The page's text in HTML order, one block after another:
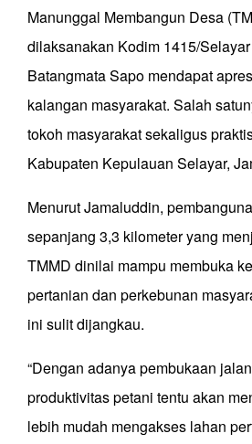
Manunggal Membangun Desa
dilaksanakan Kodim 1415/
Batangmata Sapo mendapat
kalangan masyarakat. Salah
tokoh masyarakat sekaligus
Kabupaten Kepulauan Selayar,
Menurut Jamaluddin,
sepanjang 3,3 kilometer yang
TMMD dinilai mampu membuka
pertanian dan perkebunan
ini sulit dijangkau.
“Dengan adanya pembukaan
produktivitas petani tentu akan
lebih mudah mengakses lahan